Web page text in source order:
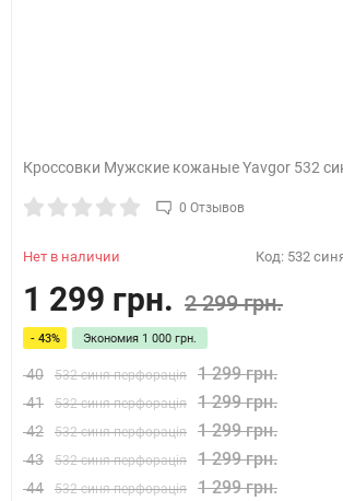
Кроссовки Мужские кожаные Yavgor 532
0 Отзывов
Нет в наличии Код: 532
1 299 грн. 2 299 грн.
- 43% Экономия 1 000 грн.
40 532 синя перфорація 1 299 грн.
41 532 синя перфорація 1 299 грн.
42 532 синя перфорація 1 299 грн.
43 532 синя перфорація 1 299 грн.
44 532 синя перфорація 1 299 грн.